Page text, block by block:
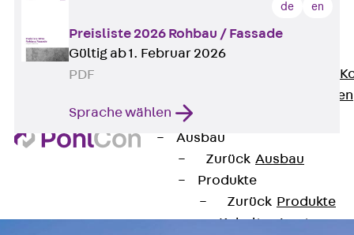
CAD und BIM
Services
Beratung, Planung,
Individuelle Lösungen
Ausbau
Zurück Ausbau
Produkte
Zurück Produkte
Kabeltragsysteme
de en
Preisliste 2026 Rohbau / Fassade
Gültig ab 1. Februar 2026
PDF
Sprache wählen